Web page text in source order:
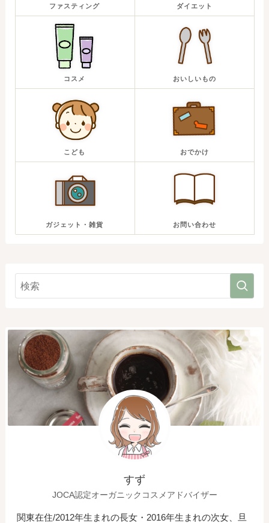
ファスティング ダイエット
コスメ おいしいもの
こども おでかけ
ガジェット・雑貨 お問い合わせ
すず
JOCA認定オーガニックコスメアドバイザー
関東在住/2012年生まれの長女・2016年生まれの次女、旦